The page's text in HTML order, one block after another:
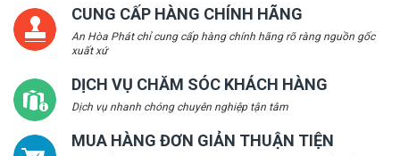
CUNG CẤP HÀNG CHÍNH HÃNG
An Hòa Phát chỉ cung cấp hàng chính hãng rõ ràng nguồn gốc
xuất xứ
DỊCH VỤ CHĂM SÓC KHÁCH HÀNG
Dịch vụ nhanh chóng chuyên nghiệp tận tâm
MUA HÀNG ĐƠN GIẢN THUẬN TIỆN